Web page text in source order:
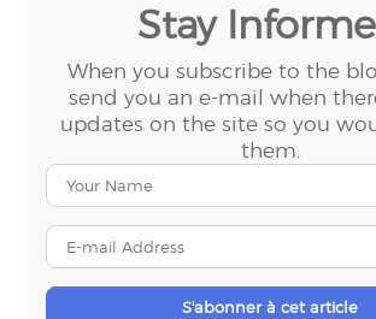
Stay
When you subscribe to the
send you an e-mail when
updates on the site so you
them.
Name
mail
Address
S'abonner à cet article